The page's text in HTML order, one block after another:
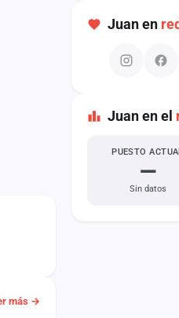
más →
Juan en
Juan en el
PUESTO
—
Sin datos